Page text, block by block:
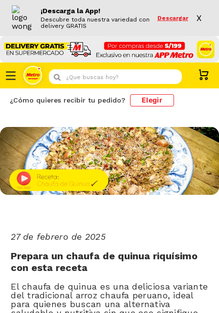
¡Descarga la App!
Descubre toda nuestra variedad con
delivery GRATIS
Descargar X
¿Que buscas hoy?
¿Cómo quieres recibir tu pedido? Elegir
27 de febrero de 2025
Prepara un chaufa de quinua riquísimo
con esta receta
El chaufa de quinua es una deliciosa variante
del tradicional arroz chaufa peruano, ideal
para quienes buscan una alternativa